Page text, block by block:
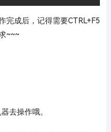
完成后，记得需要CTRL+F5
~~~
去操作哦。